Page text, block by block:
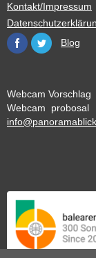
Kontakt/Impressum
Blog
Webcam
Webcam